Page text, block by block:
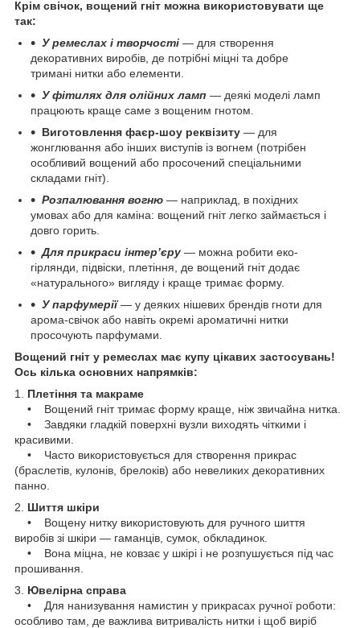
Крім свічок, вощений гніт можна використовувати ще
так:
У ремеслах і творчості — для створення
декоративних виробів, де потрібні міцні та добре
тримані нитки або елементи.
У фітилях для олійних ламп — деякі моделі ламп
працюють краще саме з вощеним гнотом.
Виготовлення фаєр-шоу реквізиту — для
жонглювання або інших виступів із вогнем (потрібен
особливий вощений або просочений спеціальними
складами гніт).
Розпалювання вогню — наприклад, в похідних
умовах або для каміна: вощений гніт легко займається і
довго горить.
Для прикраси інтер’єру — можна робити еко-
гірлянди, підвіски, плетіння, де вощений гніт додає
«натурального» вигляду і краще тримає форму.
У парфумерії— у деяких нішевих брендів гноти для
арома-свічок або навіть окремі ароматичні нитки
просочують парфумами.
Вощений гніт у ремеслах має купу цікавих застосувань!
Ось кілька основних напрямків:
1. Плетіння та макраме
• Вощений гніт тримає форму краще, ніж звичайна нитка.
• Завдяки гладкій поверхні вузли виходять чіткими і
красивими.
• Часто використовується для створення прикрас
(браслетів, кулонів, брелоків) або невеликих декоративних
панно.
2. Шиття шкіри
• Вощену нитку використовують для ручного шиття
виробів зі шкіри — гаманців, сумок, обкладинок.
• Вона міцна, не ковзає у шкірі і не розпушується під час
прошивання.
3. Ювелірна справа
• Для нанизування намистин у прикрасах ручної роботи:
особливо там, де важлива витривалість нитки і щоб виріб